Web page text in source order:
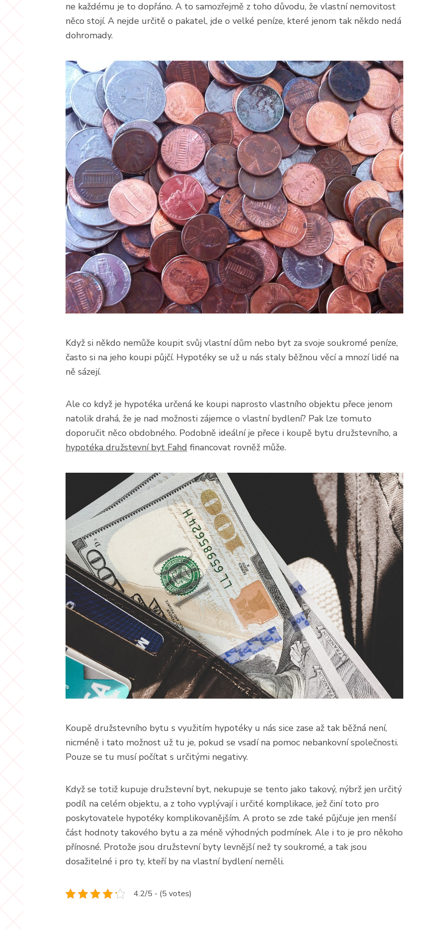
ne každému je to dopřáno. A to samozřejmě z toho důvodu, že vlastní nemovitost
něco stojí. A nejde určitě o pakatel, jde o velké peníze, které jenom tak někdo nedá
dohromady.
Když si někdo nemůže koupit svůj vlastní dům nebo byt za svoje soukromé peníze,
často si na jeho koupi půjčí. Hypotéky se už u nás staly běžnou věcí a mnozí lidé na
ně sázejí.
Ale co když je hypotéka určená ke koupi naprosto vlastního objektu přece jenom
natolik drahá, že je nad možnosti zájemce o vlastní bydlení? Pak lze tomuto
doporučit něco obdobného. Podobně ideální je přece i koupě bytu družstevního, a
hypotéka družstevní byt Fahd financovat rovněž může.
Koupě družstevního bytu s využitím hypotéky u nás sice zase až tak běžná není,
nicméně i tato možnost už tu je, pokud se vsadí na pomoc nebankovní společnosti.
Pouze se tu musí počítat s určitými negativy.
Když se totiž kupuje družstevní byt, nekupuje se tento jako takový, nýbrž jen určitý
podíl na celém objektu, a z toho vyplývají i určité komplikace, jež činí toto pro
poskytovatele hypotéky komplikovanějším. A proto se zde také půjčuje jen menší
část hodnoty takového bytu a za méně výhodných podmínek. Ale i to je pro někoho
přínosné. Protože jsou družstevní byty levnější než ty soukromé, a tak jsou
dosažitelné i pro ty, kteří by na vlastní bydlení neměli.
4.2/5 - (5 votes)